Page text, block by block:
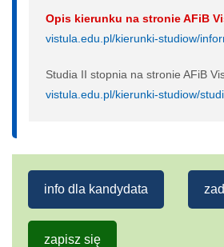
Opis kierunku na stronie AFiB
vistula.edu.pl/kierunki-studiow/
Studia II stopnia na stronie AFiB
vistula.edu.pl/kierunki-studiow/
info dla kandydata
zapisz się